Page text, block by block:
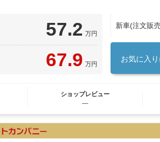
57.2 万円
67.9 万円
新車(注文販
お気に入
ショップレビュー
―